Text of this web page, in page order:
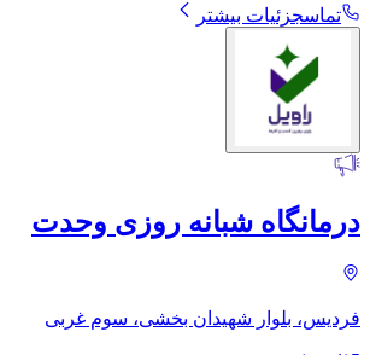
تماسجزئیات بیشتر
درمانگاه شبانه روزی وحدت
فردیس، بلوار شهیدان بخشی، سوم غربی